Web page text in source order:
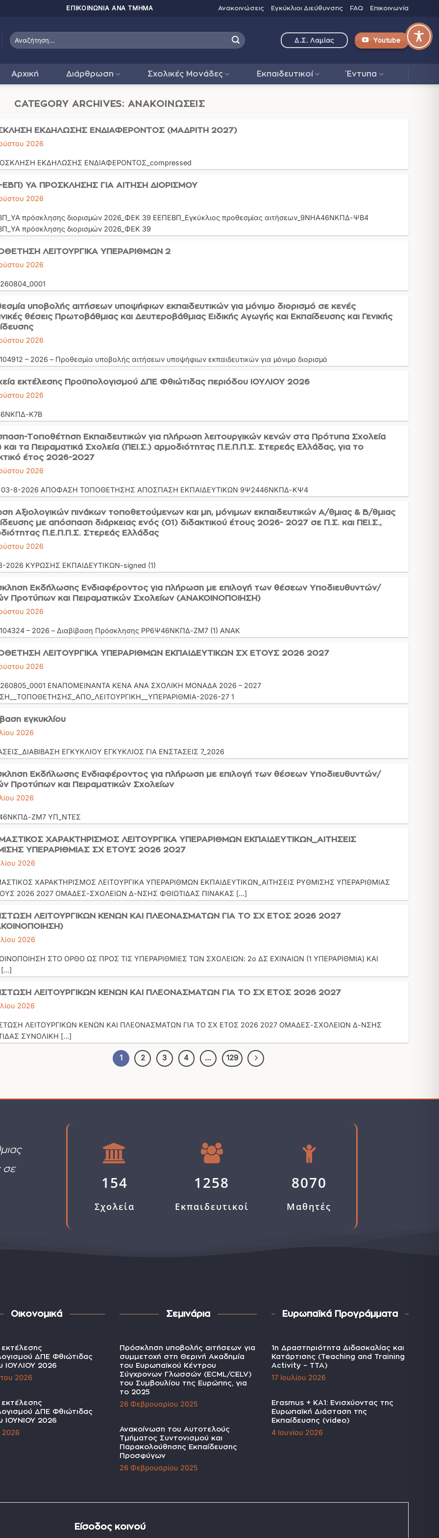
ΠΑΤΗΣΤΕ ΕΔΩ ΓΙΑ Ανακοινώσεις Εγκύκλιοι Διεύθυνσης FAQ Επικοινωνία
Δ.Σ. Λαμίας Youtube
Αρχική Διάρθρωση Σχολικές Μονάδες Εκπαιδευτικοί Έντυπα
CATEGORY ARCHIVES:ΑΝΑΚΟΙΝΏΣΕΙΣ
ΕΚΔΗΛΩΣΗΣ ΕΝΔΙΑΦΕΡΟΝΤΟΣ (ΜΑΔΡΙΤΗ 2027)
2026
ΕΚΔΗΛΩΣΗΣ ΕΝΔΙΑΦΕΡΟΝΤΟΣ_compressed
ΕΒΠ) ΥΑ ΠΡΟΣΚΛΗΣΗΣ ΓΙΑ ΑΙΤΗΣΗ ΔΙΟΡΙΣΜΟΥ
2026
πρόσκλησης διορισμών 2026_ΦΕΚ 39 ΕΕΠΕΒΠ_Εγκύκλιος προθεσμίας αιτήσεων_9ΝΗΑ46ΝΚΠΔ-ΨΒ4
πρόσκλησης διορισμών 2026_ΦΕΚ 39
ΛΕΙΤΟΥΡΓΙΚΑ ΥΠΕΡΑΡΙΘΜΩΝ 2
2026
υποβολής αιτήσεων υποψήφιων εκπαιδευτικών για μόνιμο διορισμό σε κενές
θέσεις Πρωτοβάθμιας και Δευτεροβάθμιας Ειδικής Αγωγής και Εκπαίδευσης και Γενικής
2026
– 2026 – Προθεσμία υποβολής αιτήσεων υποψήφιων εκπαιδευτικών για μόνιμο διορισμό
εκτέλεσης Προϋπολογισμού ΔΠΕ Φθιώτιδας περιόδου ΙΟΥΛΙΟΥ 2026
2026
Κ7Β
Τοποθέτηση Εκπαιδευτικών για πλήρωση λειτουργικών κενών στα Πρότυπα Σχολεία
και τα Πειραματικά Σχολεία (ΠΕΙ.Σ.) αρμοδιότητας Π.Ε.Π.Π.Σ. Στερεάς Ελλάδας, για το
έτος 2026-2027
2026
03-8-2026 ΑΠΟΦΑΣΗ ΤΟΠΟΘΕΤΗΣΗΣ ΑΠΟΣΠΑΣΗ ΕΚΠΑΙΔΕΥΤΙΚΩΝ 9Ψ2446ΝΚΠΔ-ΚΨ4
Αξιολογικών πινάκων τοποθετούμενων και μη, μόνιμων εκπαιδευτικών Α/θμιας & Β/θμιας
με απόσπαση διάρκειας ενός (01) διδακτικού έτους 2026- 2027 σε Π.Σ. και ΠΕΙ.Σ.,
Π.Ε.Π.Π.Σ. Στερεάς Ελλάδας
2026
2026 ΚΥΡΩΣΗΣ ΕΚΠΑΙΔΕΥΤΙΚΩΝ-signed (1)
Εκδήλωσης Ενδιαφέροντος για πλήρωση με επιλογή των θέσεων Υποδιευθυντών/
Προτύπων και Πειραματικών Σχολείων (ΑΝΑΚΟΙΝΟΠΟΙΗΣΗ)
2026
– 2026 – Διαβίβαση Πρόσκλησης ΡΡ6Ψ46ΝΚΠΔ-ΖΜ7 (1) ΑΝΑΚ
ΛΕΙΤΟΥΡΓΙΚΑ ΥΠΕΡΑΡΙΘΜΩΝ ΕΚΠΑΙΔΕΥΤΙΚΩΝ ΣΧ ΕΤΟΥΣ 2026 2027
2026
ΕΝΑΠΟΜΕΙΝΑΝΤΑ ΚΕΝΑ ΑΝΑ ΣΧΟΛΙΚΗ ΜΟΝΑΔΑ 2026 – 2027
2026-27 1
εγκυκλίου
2026
ΕΓΚΥΚΛΙΟΥ ΕΓΚΥΚΛΙΟΣ ΓΙΑ ΕΝΣΤΑΣΕΙΣ 7_2026
Εκδήλωσης Ενδιαφέροντος για πλήρωση με επιλογή των θέσεων Υποδιευθυντών/
Προτύπων και Πειραματικών Σχολείων
2026
ΖΜ7 ΥΠ_ΝΤΕΣ
ΧΑΡΑΚΤΗΡΙΣΜΟΣ ΛΕΙΤΟΥΡΓΙΚΑ ΥΠΕΡΑΡΙΘΜΩΝ ΕΚΠΑΙΔΕΥΤΙΚΩΝ_ΑΙΤΗΣΕΙΣ
ΥΠΕΡΑΡΙΘΜΙΑΣ ΣΧ ΕΤΟΥΣ 2026 2027
2026
ΧΑΡΑΚΤΗΡΙΣΜΟΣ ΛΕΙΤΟΥΡΓΙΚΑ ΥΠΕΡΑΡΙΘΜΩΝ ΕΚΠΑΙΔΕΥΤΙΚΩΝ_ΑΙΤΗΣΕΙΣ ΡΥΘΜΙΣΗΣ ΥΠΕΡΑΡΙΘΜΙΑΣ
2026 2027 ΟΜΑΔΕΣ-ΣΧΟΛΕΙΩΝ Δ-ΝΣΗΣ ΦΘΙΩΤΙΔΑΣ ΠΙΝΑΚΑΣ [...]
ΛΕΙΤΟΥΡΓΙΚΩΝ ΚΕΝΩΝ ΚΑΙ ΠΛΕΟΝΑΣΜΑΤΩΝ ΓΙΑ ΤΟ ΣΧ ΕΤΟΣ 2026 2027
2026
ΣΤΟ ΟΡΘΟ ΩΣ ΠΡΟΣ ΤΙΣ ΥΠΕΡΑΡΙΘΜΙΕΣ ΤΩΝ ΣΧΟΛΕΙΩΝ: 2ο ΔΣ ΕΧΙΝΑΙΩΝ (1 ΥΠΕΡΑΡΙΘΜΙΑ) ΚΑΙ
ΛΕΙΤΟΥΡΓΙΚΩΝ ΚΕΝΩΝ ΚΑΙ ΠΛΕΟΝΑΣΜΑΤΩΝ ΓΙΑ ΤΟ ΣΧ ΕΤΟΣ 2026 2027
2026
ΛΕΙΤΟΥΡΓΙΚΩΝ ΚΕΝΩΝ ΚΑΙ ΠΛΕΟΝΑΣΜΑΤΩΝ ΓΙΑ ΤΟ ΣΧ ΕΤΟΣ 2026 2027 ΟΜΑΔΕΣ-ΣΧΟΛΕΙΩΝ Δ-ΝΣΗΣ
ΣΥΝΟΛΙΚΗ [...]
1 2 3 4 … 129
σε
154
Σχολεία
1258
Εκπαιδευτικοί
8070
Μαθητές
Οικονομικά
εκτέλεσης
ΔΠΕ Φθιώτιδας
ΙΟΥΛΙΟΥ 2026
2026
εκτέλεσης
ΔΠΕ Φθιώτιδας
ΙΟΥΝΙΟΥ 2026
2026
Σεμινάρια
Πρόσκληση υποβολής αιτήσεων για
συμμετοχή στη Θερινή Ακαδημία
του Ευρωπαϊκού Κέντρου
Σύγχρονων Γλωσσών (ECML/CELV)
του Συμβουλίου της Ευρώπης, για
το 2025
26 Φεβρουαρίου 2025
Ανακοίνωση του Αυτοτελούς
Τμήματος Συντονισμού και
Παρακολούθησης Εκπαίδευσης
Προσφύγων
26 Φεβρουαρίου 2025
Ευρωπαϊκά Προγράμματα
1η Δραστηριότητα Διδασκαλίας και
Κατάρτισης (Teaching and Training
Activity – TTA)
17 Ιουλίου 2026
Erasmus + KA1: Ενισχύοντας της
Ευρωπαϊκή Διάσταση της
Εκπαίδευσης (video)
4 Ιουνίου 2026
Είσοδος κοινού